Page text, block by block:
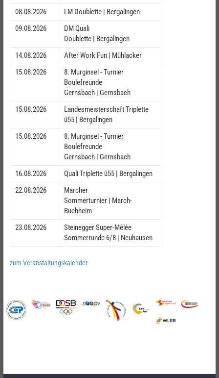
08.08.2026
LM Doublette | Bergalingen
09.08.2026
DM Quali
Doublette | Bergalingen
14.08.2026
After Work Fun | Mühlacker
15.08.2026
8. Murginsel - Turnier
Boulefreunde
Gernsbach | Gernsbach
15.08.2026
Landesmeisterschaft Triplette
ü55 | Bergalingen
15.08.2026
8. Murginsel - Turnier
Boulefreunde
Gernsbach | Gernsbach
16.08.2026
Quali Triplette ü55 | Bergalingen
22.08.2026
Marcher
Sommerturnier | March-
Buchheim
23.08.2026
Steinegger Super-Mêlée
Sommerrunde 6/8 | Neuhausen
zum Veranstaltungskalender